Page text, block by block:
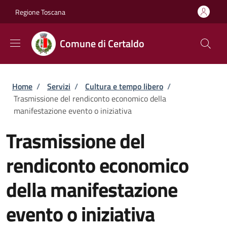
Regione Toscana
Comune di Certaldo
Briciole di pane
Home / Servizi / Cultura e tempo libero /
Trasmissione del rendiconto economico della
manifestazione evento o iniziativa
Trasmissione del
rendiconto economico
della manifestazione
evento o iniziativa